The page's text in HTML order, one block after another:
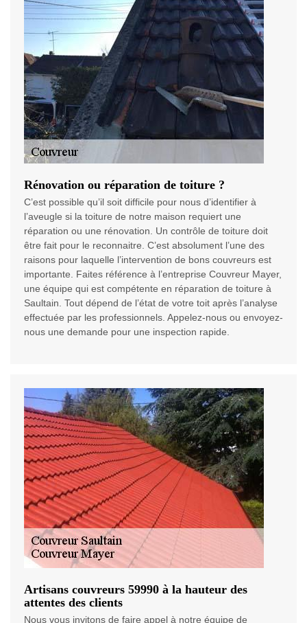
Rénovation ou réparation de toiture ?
C’est possible qu’il soit difficile pour nous d’identifier à
l’aveugle si la toiture de notre maison requiert une
réparation ou une rénovation. Un contrôle de toiture doit
être fait pour le reconnaitre. C’est absolument l’une des
raisons pour laquelle l’intervention de bons couvreurs est
importante. Faites référence à l’entreprise Couvreur Mayer,
une équipe qui est compétente en réparation de toiture à
Saultain. Tout dépend de l’état de votre toit après l’analyse
effectuée par les professionnels. Appelez-nous ou envoyez-
nous une demande pour une inspection rapide.
Artisans couvreurs 59990 à la hauteur des
attentes des clients
Nous vous invitons de faire appel à notre équipe de